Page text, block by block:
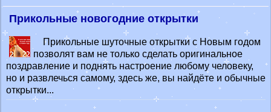
Прикольные новогодние открытки
Прикольные шуточные открытки с Новым годом
позволят вам не только сделать оригинальное
поздравление и поднять настроение любому человеку,
но и развлечься самому, здесь же, вы найдёте и обычные
открытки...